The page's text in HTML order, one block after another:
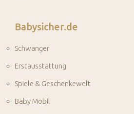
Babysicher.de
Schwanger
Erstausstattung
Spiele & Geschenkewelt
Baby Mobil